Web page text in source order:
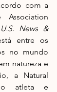
com a
Association
U.S. News &
entre os
no mundo
natureza e
a Natural
atleta e